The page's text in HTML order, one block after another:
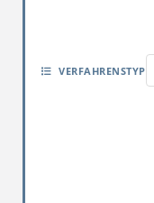
VERFAHRENSTYP